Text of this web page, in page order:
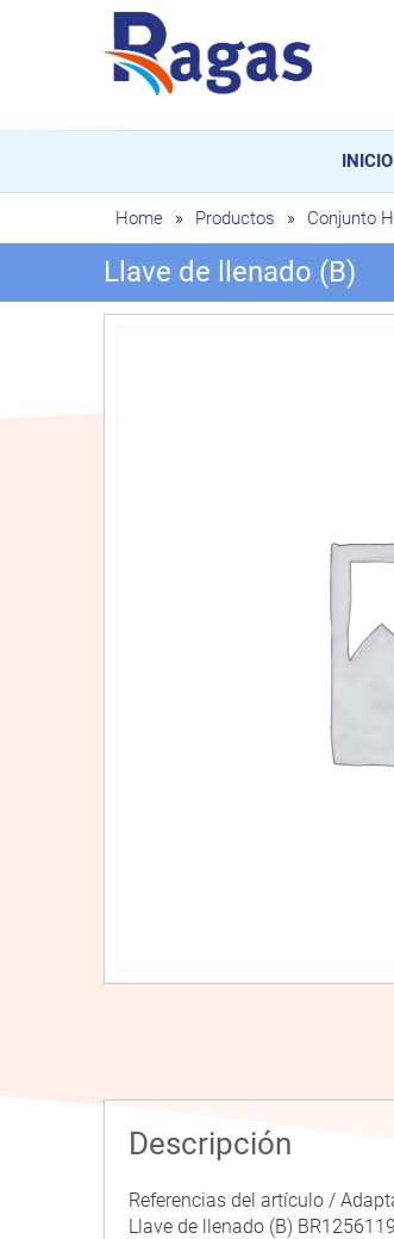
Ragas
INICIO
Home » Productos » Conjunto
Llave de llenado (B)
Descripción
Referencias del artículo /
Llave de llenado (B)